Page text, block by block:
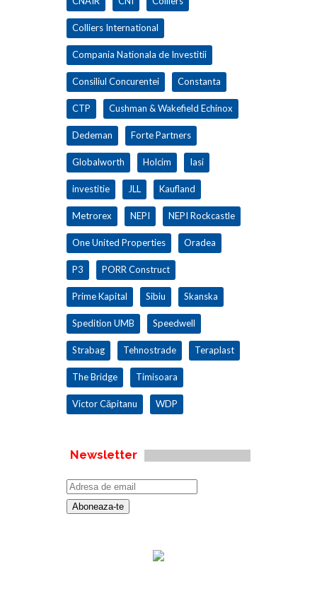
Colliers International
Compania Nationala de Investitii
Consiliul Concurentei Constanta
CTP Cushman & Wakefield Echinox
Dedeman Forte Partners
Globalworth Holcim Iasi
investitie JLL Kaufland
Metrorex NEPI NEPI Rockcastle
One United Properties Oradea
P3 PORR Construct
Prime Kapital Sibiu Skanska
Spedition UMB Speedwell
Strabag Tehnostrade Teraplast
The Bridge Timisoara
Victor Căpitanu WDP
Newsletter